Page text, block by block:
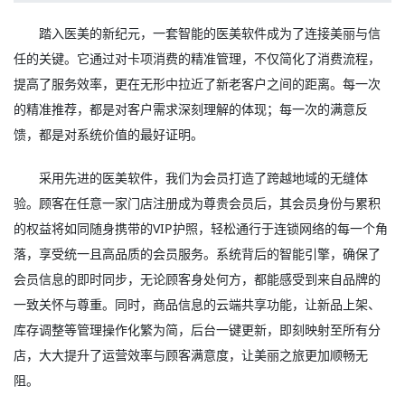
踏入医美的新纪元，一套智能的医美软件成为了连接美丽与信
任的关键。它通过对卡项消费的精准管理，不仅简化了消费流程，
提高了服务效率，更在无形中拉近了新老客户之间的距离。每一次
的精准推荐，都是对客户需求深刻理解的体现；每一次的满意反
馈，都是对系统价值的最好证明。
采用先进的医美软件，我们为会员打造了跨越地域的无缝体
验。顾客在任意一家门店注册成为尊贵会员后，其会员身份与累积
的权益将如同随身携带的VIP护照，轻松通行于连锁网络的每一个角
落，享受统一且高品质的会员服务。系统背后的智能引擎，确保了
会员信息的即时同步，无论顾客身处何方，都能感受到来自品牌的
一致关怀与尊重。同时，商品信息的云端共享功能，让新品上架、
库存调整等管理操作化繁为简，后台一键更新，即刻映射至所有分
店，大大提升了运营效率与顾客满意度，让美丽之旅更加顺畅无
阻。